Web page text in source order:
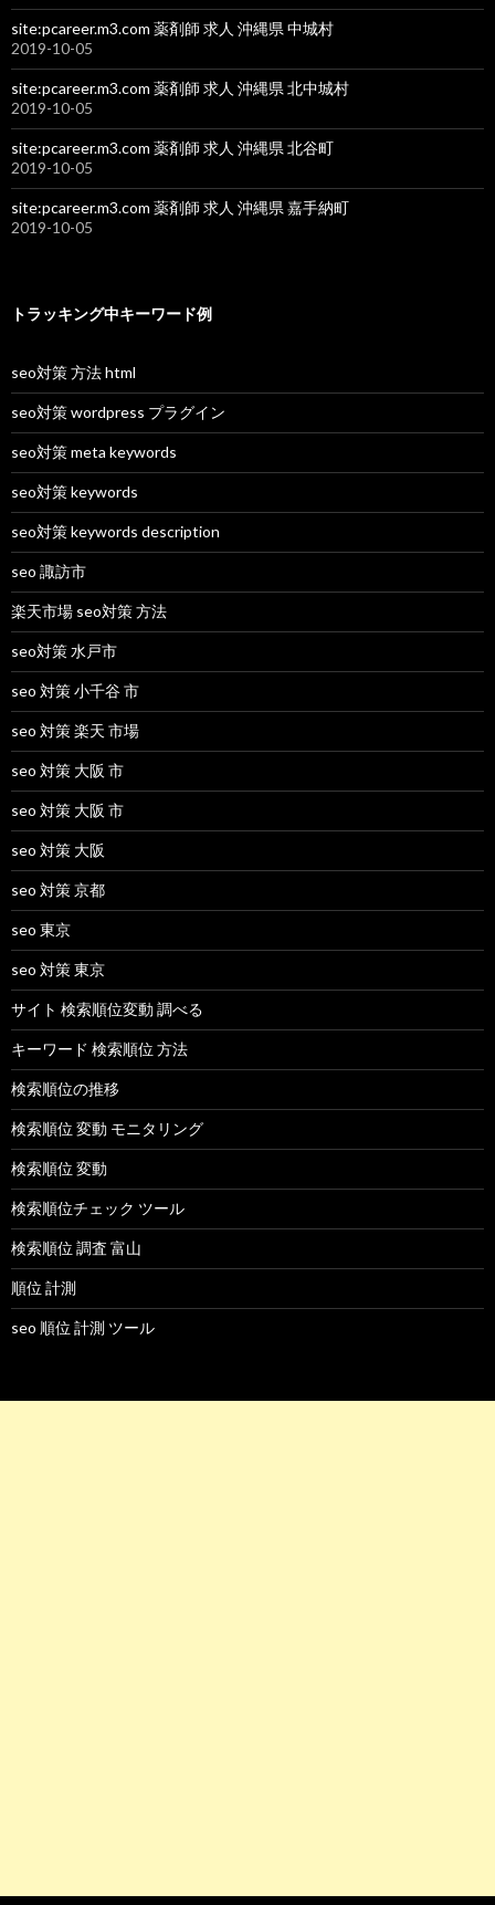
site:pcareer.m3.com 薬剤師 求人 沖縄県 中城村
2019-10-05
site:pcareer.m3.com 薬剤師 求人 沖縄県 北中城村
2019-10-05
site:pcareer.m3.com 薬剤師 求人 沖縄県 北谷町
2019-10-05
site:pcareer.m3.com 薬剤師 求人 沖縄県 嘉手納町
2019-10-05
トラッキング中キーワード例
seo対策 方法 html
seo対策 wordpress プラグイン
seo対策 meta keywords
seo対策 keywords
seo対策 keywords description
seo 諏訪市
楽天市場 seo対策 方法
seo対策 水戸市
seo 対策 小千谷 市
seo 対策 楽天 市場
seo 対策 大阪 市
seo 対策 大阪 市
seo 対策 大阪
seo 対策 京都
seo 東京
seo 対策 東京
サイト 検索順位変動 調べる
キーワード 検索順位 方法
検索順位の推移
検索順位 変動 モニタリング
検索順位 変動
検索順位チェック ツール
検索順位 調査 富山
順位 計測
seo 順位 計測 ツール